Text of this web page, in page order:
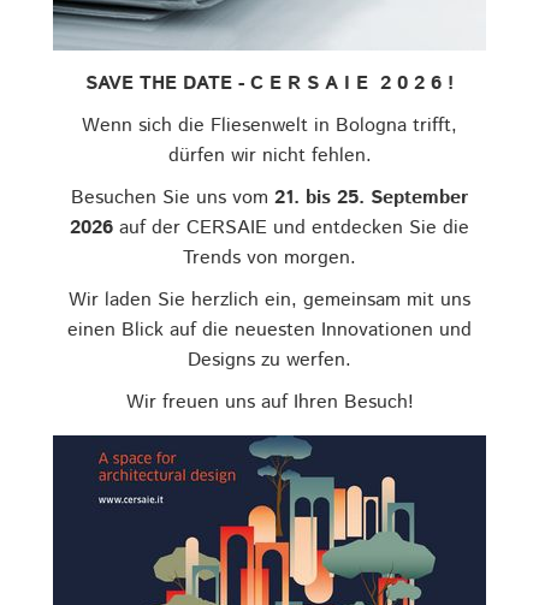
SAVE THE DATE - C E R S A I E 2 0 2 6 !
Wenn sich die Fliesenwelt in Bologna trifft,
dürfen wir nicht fehlen.
Besuchen Sie uns vom 21. bis 25. September
2026 auf der CERSAIE und entdecken Sie die
Trends von morgen.
Wir laden Sie herzlich ein, gemeinsam mit uns
einen Blick auf die neuesten Innovationen und
Designs zu werfen.
Wir freuen uns auf Ihren Besuch!